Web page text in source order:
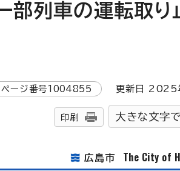
部列車の運転取り
ページ番号1004855 更新日 2025
印刷 大きな文字
広島市 The City of